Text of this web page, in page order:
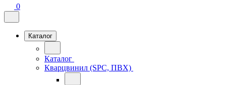
0
Каталог
Каталог
Кварцвинил (SPC, ПВХ)